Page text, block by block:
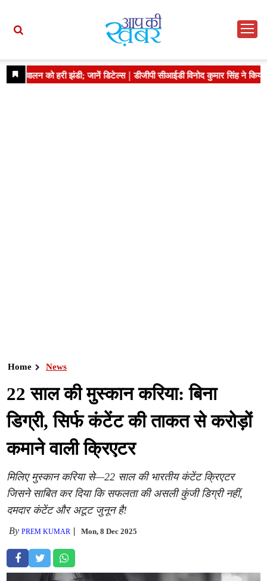
Home News
22 साल की मुस्कान करिया: बिना
डिग्री, सिर्फ कंटेंट की ताकत से करोड़ों
कमाने वाली क्रिएटर
मिलिए मुस्कान करिया से—22 साल की भारतीय कंटेंट क्रिएटर
जिसने साबित कर दिया कि सफलता की असली कुंजी डिग्री नहीं,
दमदार कंटेंट और अटूट जुनून है!
ByPREM KUMAR Mon, 8 Dec 2025